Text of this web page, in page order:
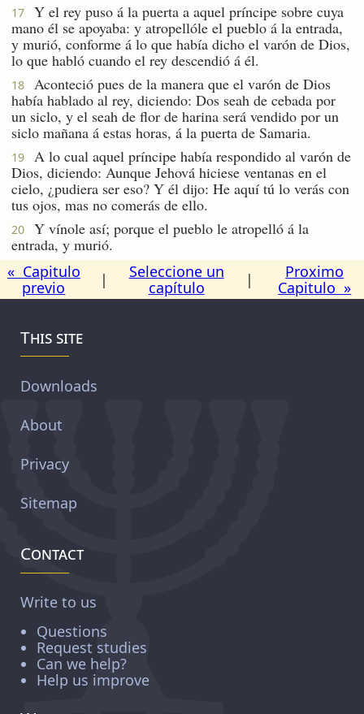
17
Y el rey puso á la puerta a aquel príncipe sobre cuya
mano él se apoyaba: y atropellóle el pueblo á la entrada,
y murió, conforme á lo que había dicho el varón de Dios,
lo que habló cuando el rey descendió á él.
18
Aconteció pues de la manera que el varón de Dios
había hablado al rey, diciendo: Dos seah de cebada por
un siclo, y el seah de flor de harina será vendido por un
siclo mañana á estas horas, á la puerta de Samaria.
19
A lo cual aquel príncipe había respondido al varón de
Dios, diciendo: Aunque Jehová hiciese ventanas en el
cielo, ¿pudiera ser eso? Y él dijo: He aquí tú lo verás con
tus ojos, mas no comerás de ello.
20
Y vínole así; porque el pueblo le atropelló á la
entrada, y murió.
« Capitulo
previo
|
Seleccione un
capítulo
|
Proximo
Capitulo »
This site
Downloads
About
Privacy
Sitemap
Contact
Write to us
Questions
Request studies
Can we help?
Help us improve